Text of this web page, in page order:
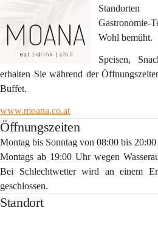
Wohl bemüht.
Speisen,
erhalten Sie während der
Buffet.
www.moana.co.at
Öffnungszeiten
Montag bis Sonntag von 08:00 bis
Montags ab 19:00 Uhr wegen
Bei Schlechtwetter wird an einem
geschlossen.
Standort